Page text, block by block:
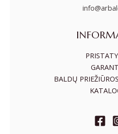
BALDŲ